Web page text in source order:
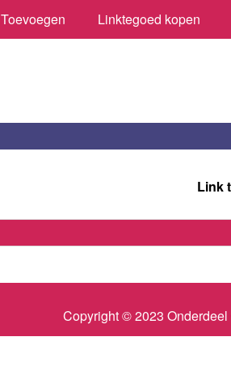
Toevoegen Linktegoed kopen
Link
Copyright © 2023 Onderdeel